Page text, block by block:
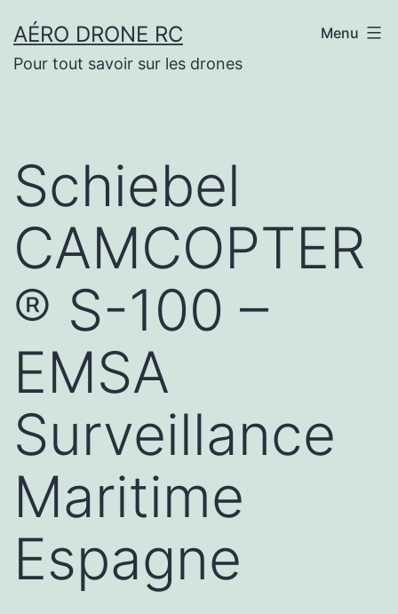
au
contenu
AÉRO DRONE RC
Pour tout savoir sur les drones
Menu
Schiebel
CAMCOPTER
® S-100 –
EMSA
Surveillance
Maritime
Espagne